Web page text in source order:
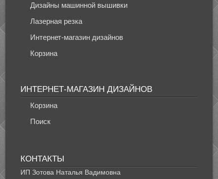
Дизайны машинной вышивки
Лазерная резка
Интернет-магазин дизайнов
Корзина
ИНТЕРНЕТ-МАГАЗИН ДИЗАЙНОВ
Корзина
Поиск
КОНТАКТЫ
ИП Зотова Наталья Вадимовна